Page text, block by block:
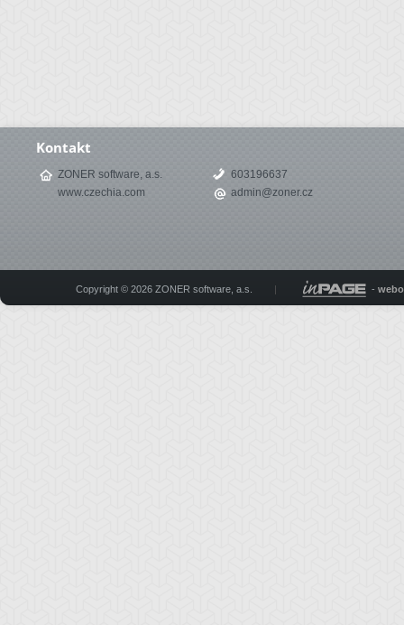
Kontakt
ZONER software, a.s.
www.czechia.com
603196637
admin@zoner.cz
Copyright © 2026 ZONER software, a.s. | -